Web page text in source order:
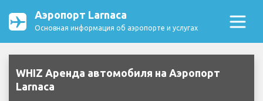
Аэропорт Larnaca
Основная информация об аэропорте и услугах
WHIZ Аренда автомобиля на Аэропорт
Larnaca